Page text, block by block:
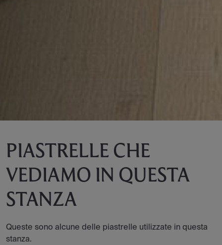
PIASTRELLE CHE
VEDIAMO IN QUESTA
STANZA
Queste sono alcune delle piastrelle utilizzate in questa
stanza.